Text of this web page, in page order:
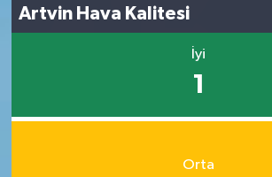
Artvin Hava Kalitesi
İyi
1
Orta